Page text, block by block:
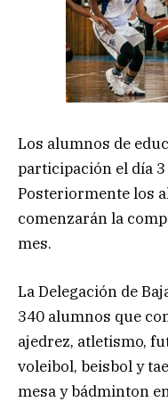
Los alumnos de
participación el día
Posteriormente los
comenzarán la
mes.
La Delegación de
340 alumnos que
ajedrez, atletismo,
voleibol, beisbol y
mesa y bádminton